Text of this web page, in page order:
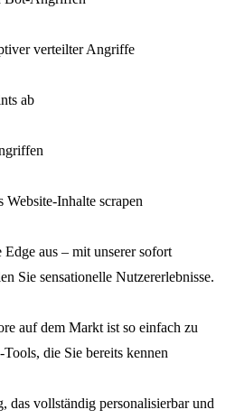
verteilter Angriffe
ab
Inhalte scrapen
aus – mit unserer sofort
Sie sensationelle Nutzererlebnisse.
auf dem Markt ist so einfach zu
die Sie bereits kennen
das vollständig personalisierbar und